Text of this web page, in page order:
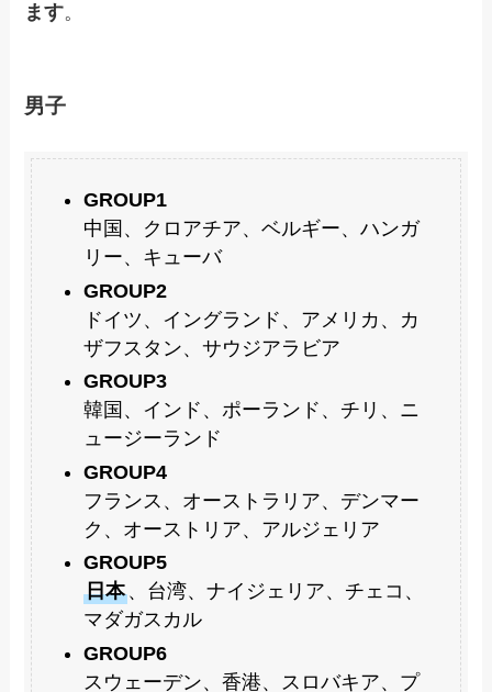
ます。
男子
GROUP1
中国、クロアチア、ベルギー、ハンガ
リー、キューバ
GROUP2
ドイツ、イングランド、アメリカ、カ
ザフスタン、サウジアラビア
GROUP3
韓国、インド、ポーランド、チリ、ニ
ュージーランド
GROUP4
フランス、オーストラリア、デンマー
ク、オーストリア、アルジェリア
GROUP5
日本、台湾、ナイジェリア、チェコ、
マダガスカル
GROUP6
スウェーデン、香港、スロバキア、プ